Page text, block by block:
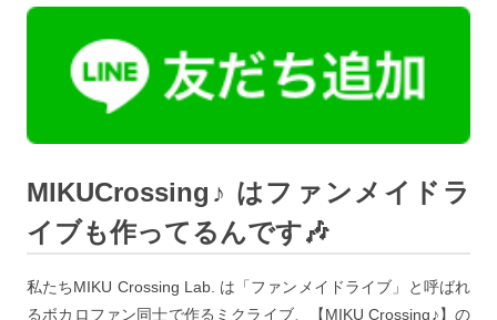
MIKUCrossing♪ はファンメイドラ
イブも作ってるんです🎶
私たちMIKU Crossing Lab. は「ファンメイドライブ」と呼ばれ
るボカロファン同士で作るミクライブ、【MIKU Crossing♪】の